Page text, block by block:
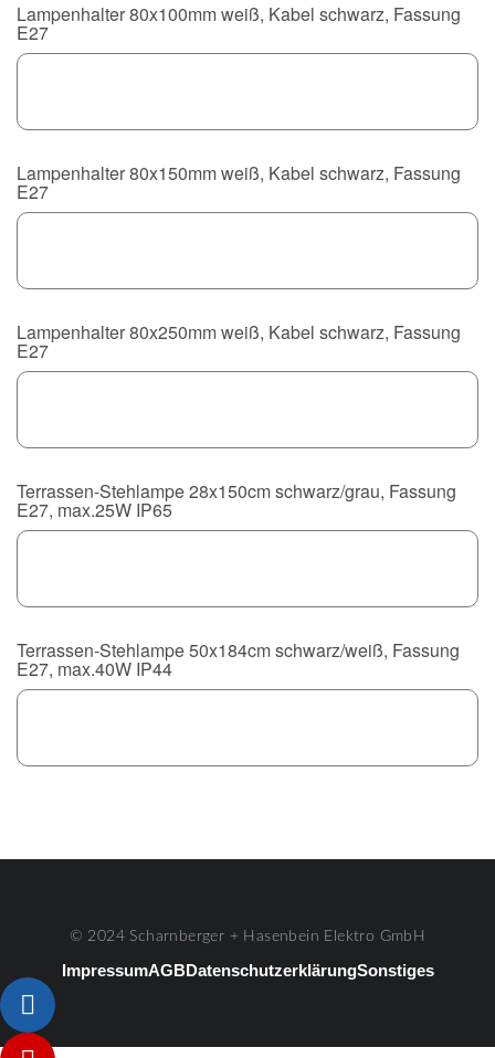
Lampenhalter 80x100mm weiß, Kabel schwarz, Fassung
E27
Lampenhalter 80x150mm weiß, Kabel schwarz, Fassung
E27
Lampenhalter 80x250mm weiß, Kabel schwarz, Fassung
E27
Terrassen-Stehlampe 28x150cm schwarz/grau, Fassung
E27, max.25W IP65
Terrassen-Stehlampe 50x184cm schwarz/weiß, Fassung
E27, max.40W IP44
© 2024 Scharnberger + Hasenbein Elektro GmbH
ImpressumAGBDatenschutzerklärungSonstiges